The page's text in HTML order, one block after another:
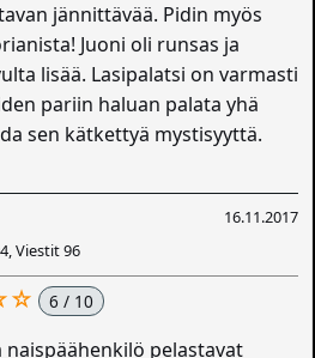
jännittävää. Pidin myös
Juoni oli runsas ja
lisää. Lasipalatsi on varmasti
pariin haluan palata yhä
sen kätkettyä mystisyyttä.
16.11.2017
Viestit 96
6 / 10
naispäähenkilö pelastavat